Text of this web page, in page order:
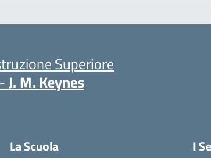
Superiore
J. M. Keynes
La Scuola I